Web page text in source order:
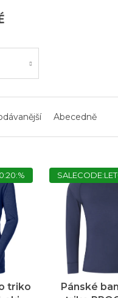
Abecedně
triko
Pánské